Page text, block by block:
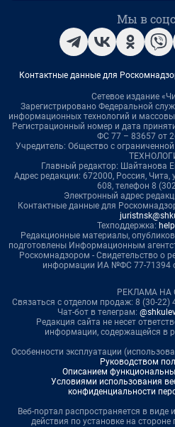
Мы в
Контактные данные для
Сетевое издание
Зарегистрировано Федеральной
информационных технологий и
Регистрационный номер и дата
ФС 77 – 83657 от
Учредитель: Общество с
Главный редактор: Шайтанова
Адрес редакции: 672000, Россия,
608, телефон 8
Электронный адрес
Контактные данные для
Техподдержка:
Редакционные материалы,
подготовлены Информационным
Роскомнадзором - Свидетельство о
информации ИА №ФС 77-71394
РЕКЛАМА НА
Связаться с отделом продаж: 8 (30-22)
Чат-бот в телеграм:
Редакция сайта не несет
информации, содержащейся в
Особенности эксплуатации
Руководством
Описанием
Условиями использования
конфиденциальности
Веб-портал распространяется в виде
действия по установке на